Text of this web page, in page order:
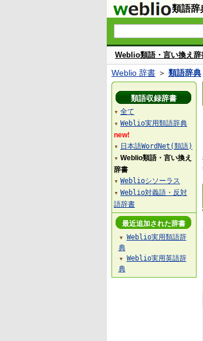
類語辞
Weblio類語・言い換え辞
Weblio 辞書 ＞ 類語辞典
類語収録辞書
▼ 全て
▼ Weblio実用類語辞典
new!
▼ 日本語WordNet(類語)
▼ Weblio類語・言い換え
辞書
▼ Weblioシソーラス
▼ Weblio対義語・反対
語辞書
最近追加された辞書
▼
Weblio実用類語辞
典
▼
Weblio実用英語辞
典